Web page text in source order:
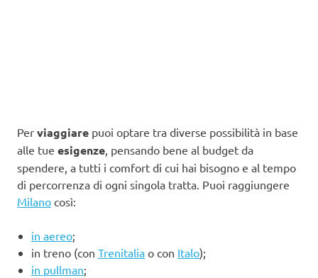
Per viaggiare puoi optare tra diverse possibilità in base
alle tue esigenze , pensando bene al budget da
spendere, a tutti i comfort di cui hai bisogno e al tempo
di percorrenza di ogni singola tratta. Puoi raggiungere
Milano così:
in aereo;
in treno (con Trenitalia o con Italo);
in pullman;